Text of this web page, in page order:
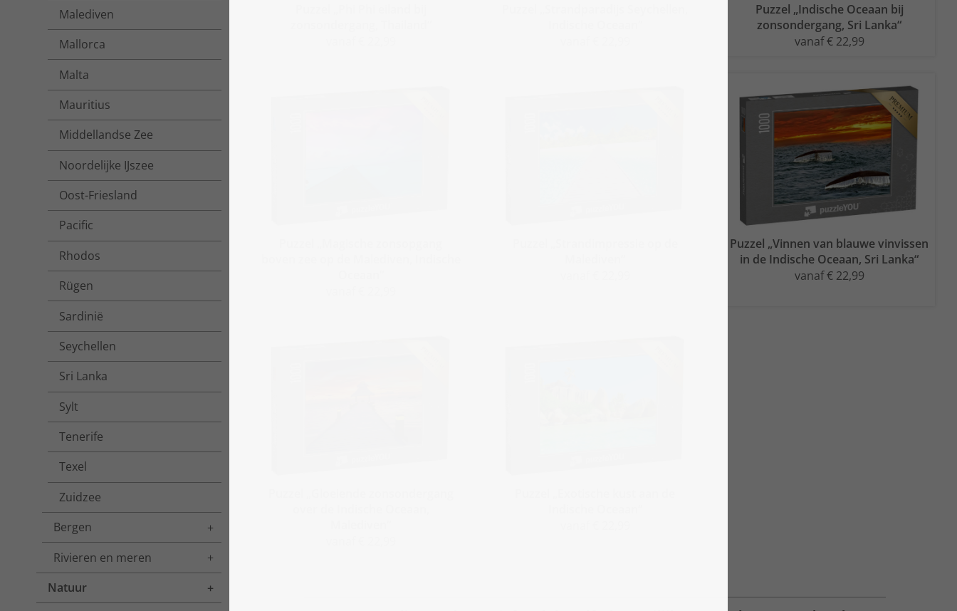
Malediven
Mallorca
Malta
Mauritius
Middellandse Zee
Noordelijke IJszee
Oost-Friesland
Pacific
Rhodos
Rügen
Sardinië
Seychellen
Sri Lanka
Sylt
Tenerife
Texel
Zuidzee
Bergen
Toggle menu
Rivieren en meren
Toggle menu
Natuur
Toggle menu
Puzzel „Indische Oceaan bij
zonsondergang, Sri Lanka“
vanaf € 22,99
Puzzel „Vinnen van blauwe vinvissen
in de Indische Oceaan, Sri Lanka“
vanaf € 22,99